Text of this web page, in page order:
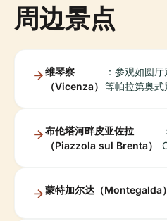
周边景点
维琴察
（Vicenza）
：参观如圆
等帕拉第奥式
布伦塔河畔皮亚佐拉
（Piazzola sul Brenta）
蒙特加尔达（Montegalda）